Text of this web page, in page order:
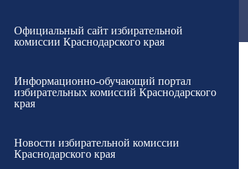
Официальный сайт избирательной
комиссии Краснодарского края
Информационно-обучающий портал
избирательных комиссий Краснодарского
края
Новости избирательной комиссии
Краснодарского края